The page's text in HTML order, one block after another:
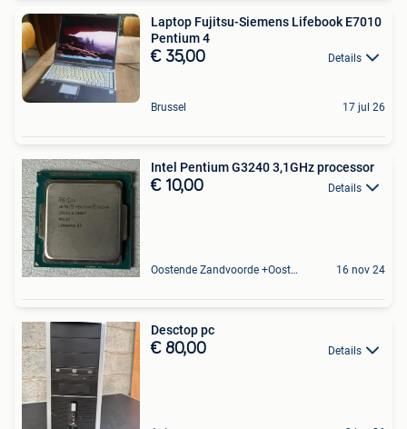
Laptop Fujitsu-Siemens Lifebook E7010
Pentium 4
€ 35,00 Details
Brussel 17 jul 26
Intel Pentium G3240 3,1GHz processor
€ 10,00 Details
Oostende Zandvoorde +Oostende 16 nov 24
Desctop pc
€ 80,00 Details